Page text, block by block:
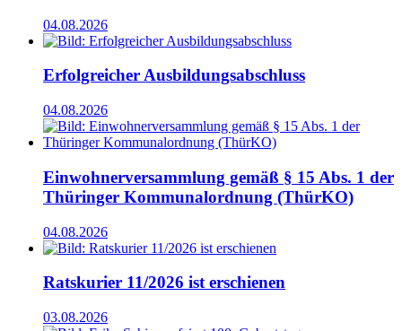
04.08.2026
Erfolgreicher Ausbildungsabschluss
04.08.2026
Einwohnerversammlung gemäß § 15 Abs. 1 der
Thüringer Kommunalordnung (ThürKO)
04.08.2026
Ratskurier 11/2026 ist erschienen
03.08.2026